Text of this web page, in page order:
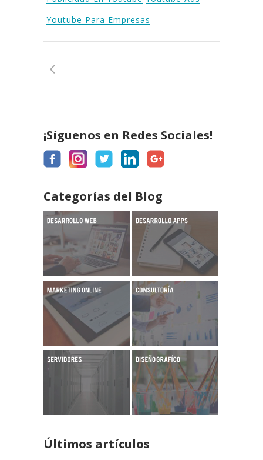
Youtube Para Empresas
¡Síguenos en Redes Sociales!
Categorías del Blog
Últimos artículos